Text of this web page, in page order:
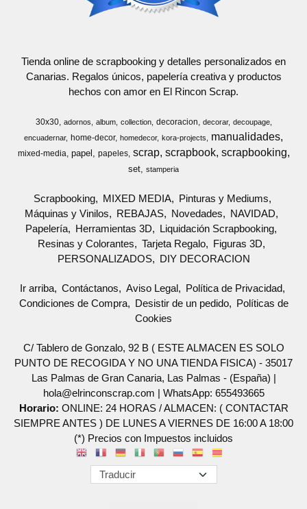
Tienda online de scrapbooking y detalles personalizados en
Canarias. Regalos únicos, papelería creativa y productos
hechos con amor en El Rincon Scrap.
30x30 adornos album collection decoracion decorar
decoupage
encuadernar
home-decor homedecor kora-projects manualidades
mixed-media papel papeles scrap scrapbook scrapbooking
set stamperia
Scrapbooking MIXED MEDIA
Pinturas y Mediums
Máquinas y Vinilos
REBAJAS Novedades
NAVIDAD
Papelería
Herramientas 3D
Liquidación Scrapbooking
Resinas y Colorantes
Tarjeta Regalo
Figuras 3D
PERSONALIZADOS
DIY DECORACION
Ir arriba Contáctanos Aviso Legal
Política de Privacidad
Condiciones de Compra
Desistir de un pedido
Políticas de
Cookies
C/ Tablero de Gonzalo, 92 B ( ESTE ALMACEN ES SOLO
PUNTO DE RECOGIDA Y NO UNA TIENDA FISICA) - 35017
Las Palmas de Gran Canaria, Las Palmas - (España) |
hola@elrinconscrap.com | WhatsApp: 655493665
Horario: ONLINE: 24 HORAS / ALMACEN: ( CONTACTAR
SIEMPRE ANTES ) DE LUNES A VIERNES DE 16:00 A 18:00
(*) Precios con Impuestos incluidos